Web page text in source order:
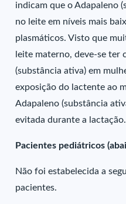
indicam que o Adapaleno
no leite em níveis mais
plasmáticos. Visto que
leite materno, deve-se ter
(substância ativa) em
exposição do lactente ao
Adapaleno (substância
evitada durante a lactação.
Pacientes pediátricos
Não foi estabelecida a
pacientes.